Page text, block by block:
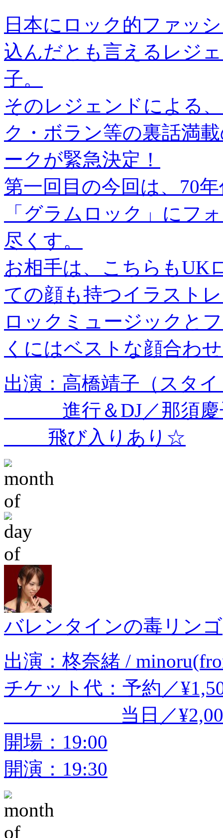
日本にロック的ファッ
込んだとも言えるレジ
子。
そのレジェンドによる
ク・ボラン等の裏話満
ークが緊急決定！
第一回目の今回は、70
「グラムロック」にフ
尽くす。
お相手は、こちらもUK
ての顔も持つイラスト
ロックミュージックと
くにはベストな顔合わ
出演：高橋靖子（スタ
進行＆DJ／那須慶
飛び入りあり☆
バレンタインの毒リンゴ
出演：柊奈緒 /
チケット代：予約／
当日／¥2,000＋
開場：19:00
開演：19:30